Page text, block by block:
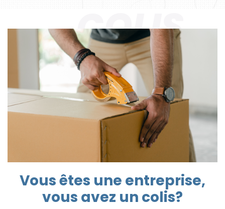
Vous êtes une entreprise,
vous avez un colis?
COLIS